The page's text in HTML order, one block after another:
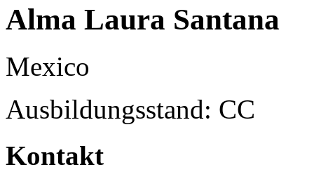
Alma Laura Santana
Mexico
Ausbildungsstand: CC
Kontakt